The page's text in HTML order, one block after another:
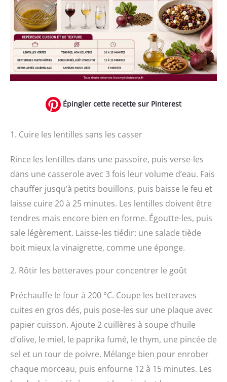
Épingler cette recette sur Pinterest
1. Cuire les lentilles sans les casser
Rince les lentilles dans une passoire, puis verse-les
dans une casserole avec 3 fois leur volume d’eau. Fais
chauffer jusqu’à petits bouillons, puis baisse le feu et
laisse cuire 20 à 25 minutes. Les lentilles doivent être
tendres mais encore bien en forme. Égoutte-les, puis
sale légèrement. Laisse-les tiédir: une salade tiède
boit mieux la vinaigrette, comme une éponge.
2. Rôtir les betteraves pour concentrer le goût
Préchauffe le four à 200 °C. Coupe les betteraves
cuites en gros dés, puis pose-les sur une plaque avec
papier cuisson. Ajoute 2 cuillères à soupe d’huile
d’olive, le miel, le paprika fumé, le thym, une pincée de
sel et un tour de poivre. Mélange bien pour enrober
chaque morceau, puis enfourne 12 à 15 minutes. Les